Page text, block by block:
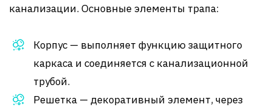
канализации. Основные элементы трапа:
Корпус — выполняет функцию защитного
каркаса и соединяется с канализационной
трубой.
Решетка — декоративный элемент, через